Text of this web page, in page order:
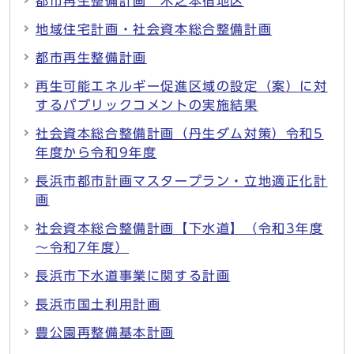
地域住宅計画・社会資本総合整備計画
都市再生整備計画
再生可能エネルギー促進区域の設定（案）に対
するパブリックコメントの実施結果
社会資本総合整備計画（丹生ダム対策）令和5
年度から令和9年度
長浜市都市計画マスタープラン・立地適正化計
画
社会資本総合整備計画【下水道】（令和3年度
～令和7年度）
長浜市下水道事業に関する計画
長浜市国土利用計画
豊公園再整備基本計画